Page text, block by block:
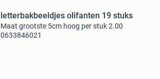
letterbakbeeldjes olifanten 19 stuks
Maat grootste 5cm hoog per stuk 2.00
0633846021